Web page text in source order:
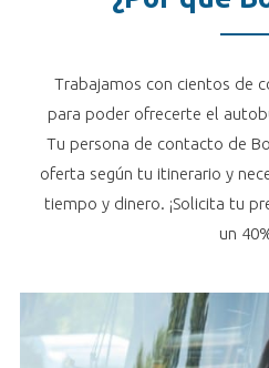
Trabajamos con cientos de
para poder ofrecerte el
Tu persona de contacto de
oferta según tu itinerario y
tiempo y dinero. ¡Solicita tu
un